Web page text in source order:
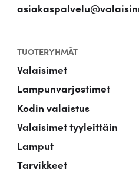
TUOTERYHMÄT
Valaisimet
Lampunvarjostimet
Kodin valaistus
Valaisimet tyyleittäin
Lamput
Tarvikkeet